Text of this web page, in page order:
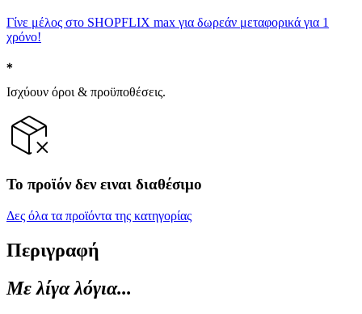
Γίνε μέλος στο SHOPFLIX max για δωρεάν μεταφορικά για 1
χρόνο!
Ισχύουν όροι & προϋποθέσεις.
Το προϊόν δεν ειναι διαθέσιμο
Δες όλα τα προϊόντα της κατηγορίας
Περιγραφή
Με λίγα λόγια...